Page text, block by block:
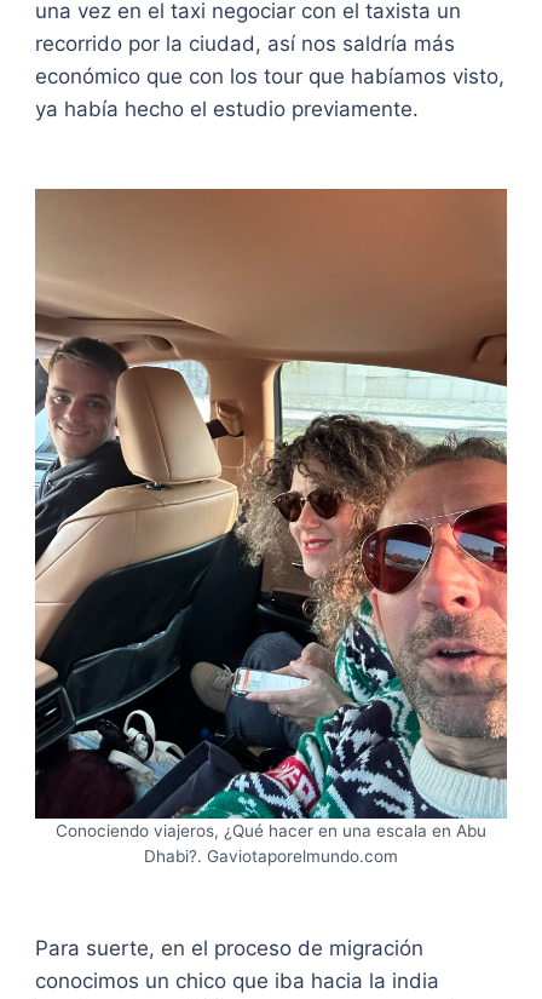
una vez en el taxi negociar con el taxista un
recorrido por la ciudad, así nos saldría más
económico que con los tour que habíamos visto,
ya había hecho el estudio previamente.
Conociendo viajeros, ¿Qué hacer en una escala en Abu
Dhabi?. Gaviotaporelmundo.com
Para suerte, en el proceso de migración
conocimos un chico que iba hacia la india